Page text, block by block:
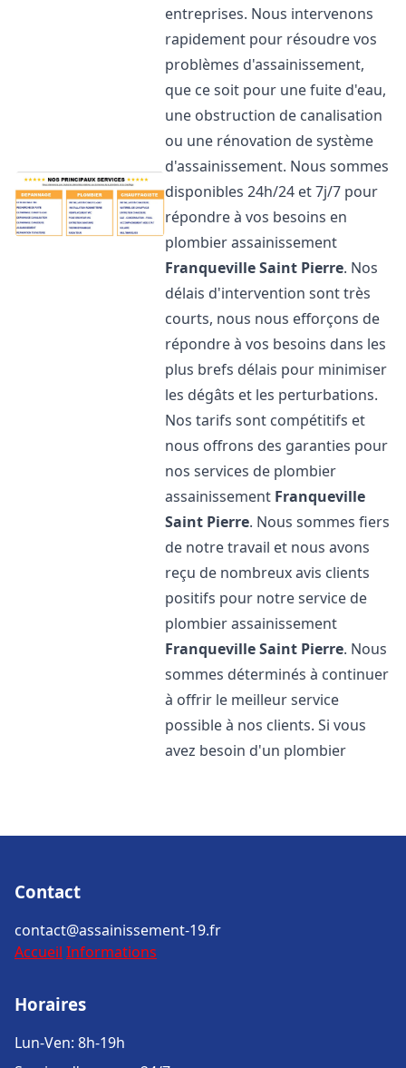
entreprises. Nous intervenons
rapidement pour résoudre vos
problèmes d'assainissement,
que ce soit pour une fuite d'eau,
une obstruction de canalisation
ou une rénovation de système
d'assainissement. Nous sommes
disponibles 24h/24 et 7j/7 pour
répondre à vos besoins en
plombier assainissement
Franqueville Saint Pierre. Nos
délais d'intervention sont très
courts, nous nous efforçons de
répondre à vos besoins dans les
plus brefs délais pour minimiser
les dégâts et les perturbations.
Nos tarifs sont compétitifs et
nous offrons des garanties pour
nos services de plombier
assainissement Franqueville
Saint Pierre. Nous sommes fiers
de notre travail et nous avons
reçu de nombreux avis clients
positifs pour notre service de
plombier assainissement
Franqueville Saint Pierre. Nous
sommes déterminés à continuer
à offrir le meilleur service
possible à nos clients. Si vous
avez besoin d'un plombier
Contact
contact@assainissement-19.fr
Accueil Informations
Horaires
Lun-Ven: 8h-19h